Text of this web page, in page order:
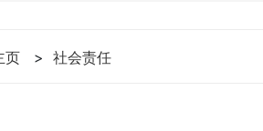
页 > 社会责任